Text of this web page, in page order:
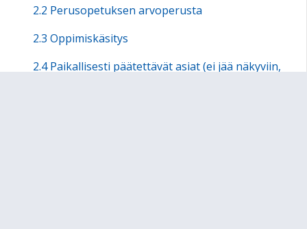
2.2 Perusopetuksen arvoperusta
2.3 Oppimiskäsitys
2.4 Paikallisesti päätettävät asiat (ei jää näkyviin,